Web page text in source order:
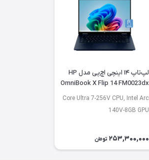
لپ‌تاپ ۱۴ اینچی اچ‌پی مدل HP
OmniBook X Flip 14 FM0023dx
Core Ultra 7-256V CPU, Intel Arc
140V-8GB GPU
253,300,000 تومان